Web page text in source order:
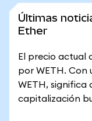
Últimas
Ether
El precio actual
por WETH. Con
WETH, significa
capitalización